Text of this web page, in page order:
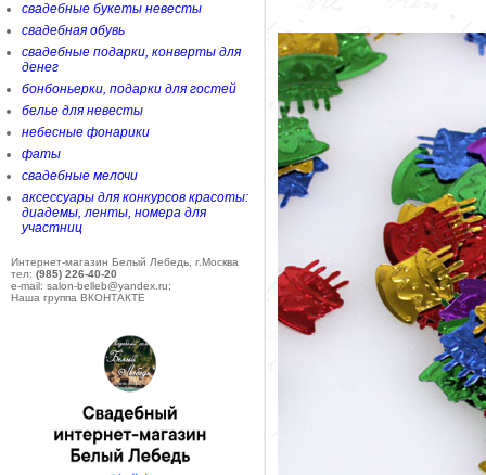
свадебные букеты невесты
свадебная обувь
свадебные подарки, конверты для
денег
бонбоньерки, подарки для гостей
белье для невесты
небесные фонарики
фаты
свадебные мелочи
аксессуары для конкурсов красоты:
диадемы, ленты, номера для
участниц
Интернет-магазин Белый Лебедь, г.Москва
тел: (985) 226-40-20
e-mail: salon-belleb@yandex.ru;
Наша группа ВКОНТАКТЕ